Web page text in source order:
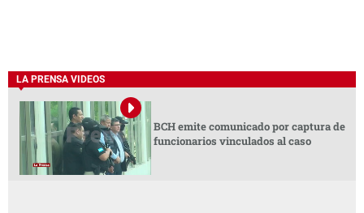
LA PRENSA VIDEOS
BCH emite comunicado por captura de
funcionarios vinculados al caso